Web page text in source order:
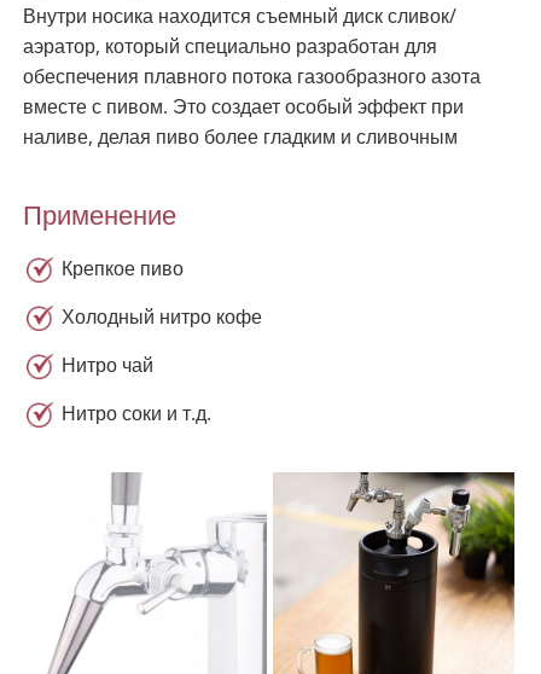
Внутри носика находится съемный диск сливок/
аэратор, который специально разработан для
обеспечения плавного потока газообразного азота
вместе с пивом. Это создает особый эффект при
наливе, делая пиво более гладким и сливочным
Применение
Крепкое пиво
Холодный нитро кофе
Нитро чай
Нитро соки и т.д.